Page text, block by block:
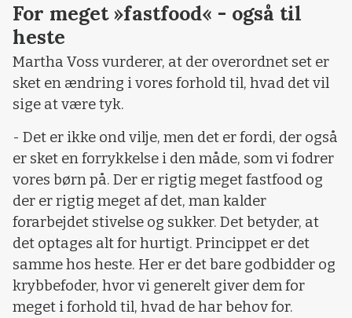
For meget »fastfood« - også til
heste
Martha Voss vurderer, at der overordnet set er
sket en ændring i vores forhold til, hvad det vil
sige at være tyk.
- Det er ikke ond vilje, men det er fordi, der også
er sket en forrykkelse i den måde, som vi fodrer
vores børn på. Der er rigtig meget fastfood og
der er rigtig meget af det, man kalder
forarbejdet stivelse og sukker. Det betyder, at
det optages alt for hurtigt. Princippet er det
samme hos heste. Her er det bare godbidder og
krybbefoder, hvor vi generelt giver dem for
meget i forhold til, hvad de har behov for.